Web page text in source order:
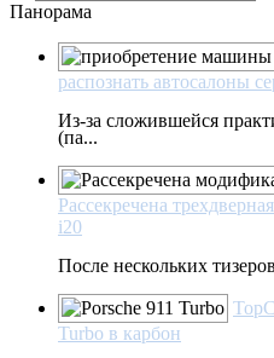
Панорама
распознать автосалоны
Из-за сложившейся
(па...
Рассекречена
i20
После нескольких
Turbo в карбон